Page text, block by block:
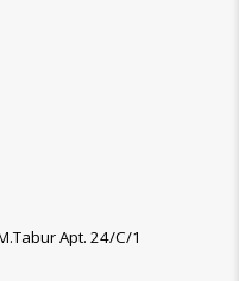
Apt. 24/C/1